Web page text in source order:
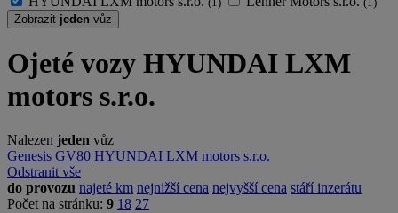
Zobrazit jeden vůz
Ojeté vozy HYUNDAI LXM
motors s.r.o.
Nalezen jeden vůz
Genesis GV80 HYUNDAI LXM motors s.r.o.
Odstranit vše
do provozu najeté km nejnižší cena nejvyšší cena stáří inzerátu
Počet na stránku: 9 18 27